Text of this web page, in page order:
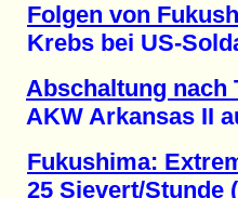
Folgen von
Krebs bei US-
Abschaltung nach
AKW Arkansas II
Fukushima:
25 Sievert/Stunde